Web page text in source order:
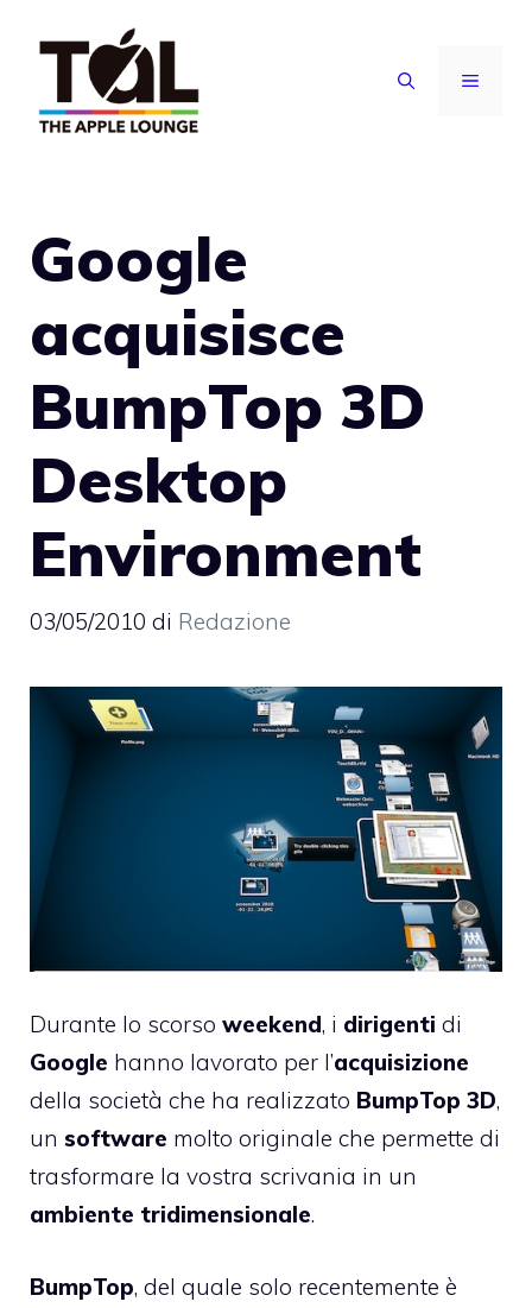
contenuto
MENU
Google
acquisisce
BumpTop 3D
Desktop
Environment
03/05/2010 di Redazione
Durante lo scorso weekend, i dirigenti di
Google hanno lavorato per l’acquisizione
della società che ha realizzato BumpTop 3D,
un software molto originale che permette di
trasformare la vostra scrivania in un
ambiente tridimensionale.
BumpTop, del quale solo recentemente è